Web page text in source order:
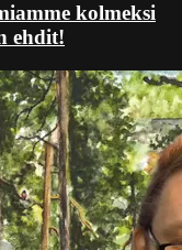
kolmeksi
ehdit!